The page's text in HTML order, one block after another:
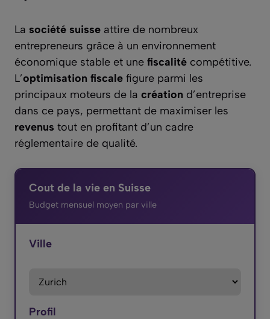
La société suisse attire de nombreux
entrepreneurs grâce à un environnement
économique stable et une fiscalité compétitive.
L’optimisation fiscale figure parmi les
principaux moteurs de la création d’entreprise
dans ce pays, permettant de maximiser les
revenus tout en profitant d’un cadre
réglementaire de qualité.
Cout de la vie en Suisse
Budget mensuel moyen par ville
Ville
Profil